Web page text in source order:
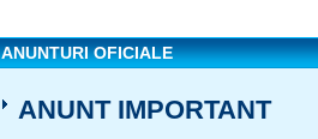
ANUNTURI OFICIALE
ANUNT IMPORTANT